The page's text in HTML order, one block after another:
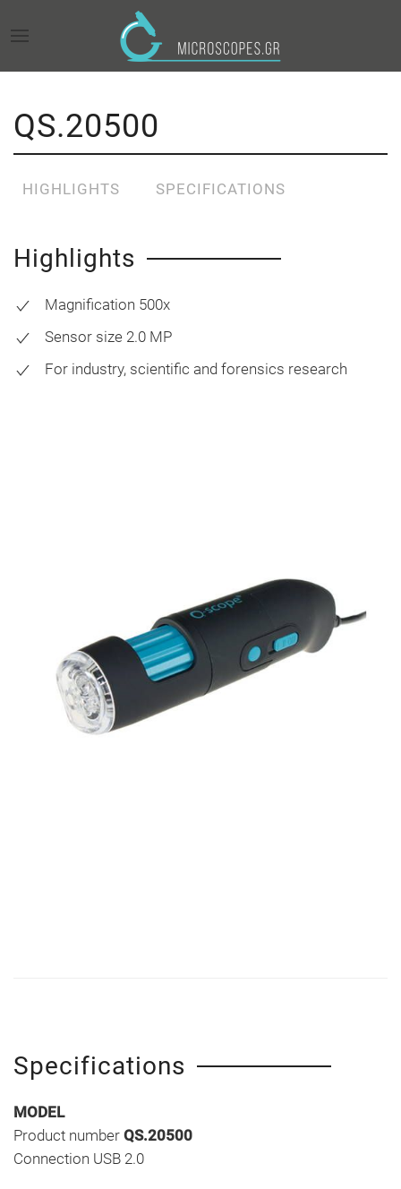
QS.20500
HIGHLIGHTS SPECIFICATIONS
Highlights
Magnification 500x
Sensor size 2.0 MP
For industry, scientific and forensics research
Specifications
MODEL
Product number QS.20500
Connection USB 2.0